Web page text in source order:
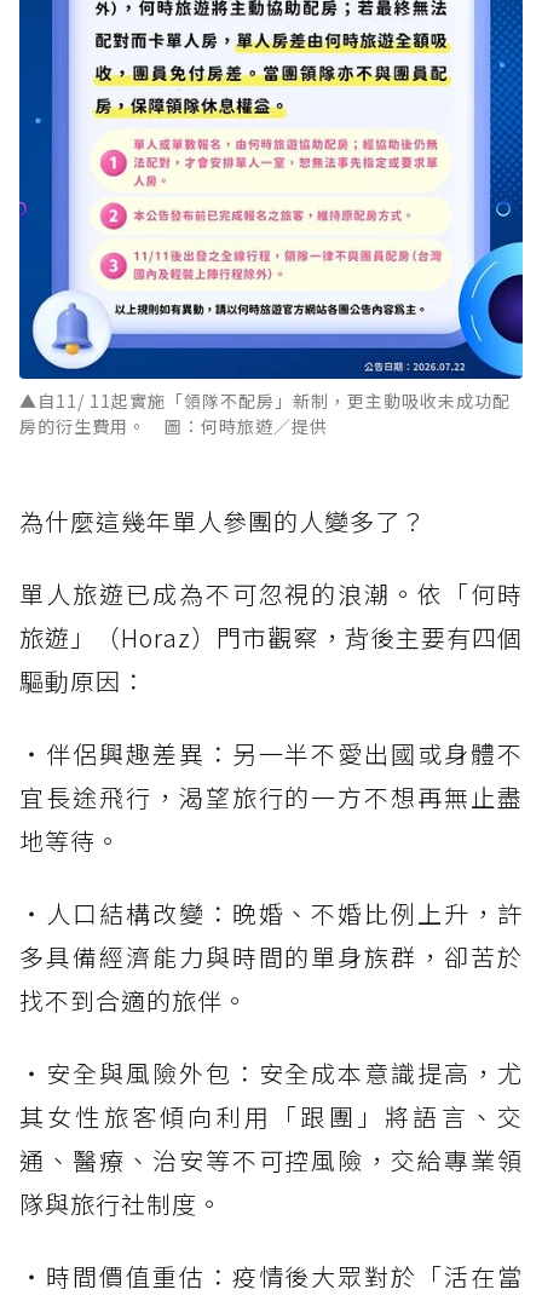
▲自11/ 11起實施「領隊不配房」新制，更主動吸收未成功配
房的衍生費用。 圖：何時旅遊／提供
為什麼這幾年單人參團的人變多了？
單人旅遊已成為不可忽視的浪潮。依「何時
旅遊」（Horaz）門市觀察，背後主要有四個
驅動原因：
・伴侶興趣差異：另一半不愛出國或身體不
宜長途飛行，渴望旅行的一方不想再無止盡
地等待。
・人口結構改變：晚婚、不婚比例上升，許
多具備經濟能力與時間的單身族群，卻苦於
找不到合適的旅伴。
・安全與風險外包：安全成本意識提高，尤
其女性旅客傾向利用「跟團」將語言、交
通、醫療、治安等不可控風險，交給專業領
隊與旅行社制度。
・時間價值重估：疫情後大眾對於「活在當